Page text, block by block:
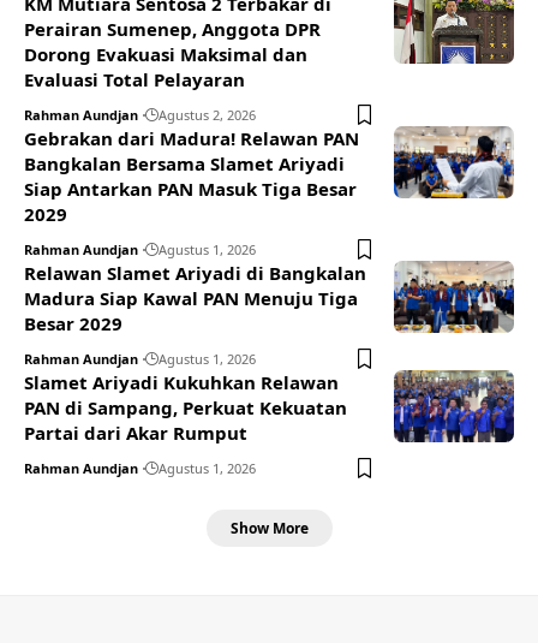
Perairan Sumenep, Anggota DPR
Dorong Evakuasi Maksimal dan
Evaluasi Total Pelayaran
Rahman Aundjan Agustus 2, 2026
Gebrakan dari Madura! Relawan PAN
Bangkalan Bersama Slamet Ariyadi
Siap Antarkan PAN Masuk Tiga Besar
2029
Rahman Aundjan Agustus 1, 2026
Relawan Slamet Ariyadi di Bangkalan
Madura Siap Kawal PAN Menuju Tiga
Besar 2029
Rahman Aundjan Agustus 1, 2026
Slamet Ariyadi Kukuhkan Relawan
PAN di Sampang, Perkuat Kekuatan
Partai dari Akar Rumput
Rahman Aundjan Agustus 1, 2026
Show More